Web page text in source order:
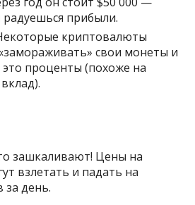
прибыли.
криптовалюты
свои монеты и
это проценты (похоже на
зашкаливают! Цены на
взлетать и падать на
за день.